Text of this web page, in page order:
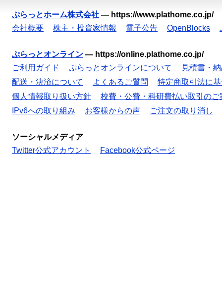
ぷらっとホーム株式会社 — https://www.plathome.co.jp/
会社概要
株主・投資家情報 電子公告 OpenBlocks
ぷらっとオンライン — https://online.plathome.co.jp/
ご利用ガイド
ぷらっとオンラインについて
見積書・
配送・決済について
よくあるご質問
特定商取引法に
個人情報取り扱い方針
校費・公費・科研費払い取引のご
IPv6への取り組み
お客様からの声 ご注文の取り消し
ソーシャルメディア
Twitter公式アカウント
Facebook公式ページ